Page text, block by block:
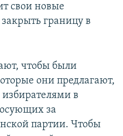
свои новые
границу в
чтобы были
они предлагают,
в
за
партии. Чтобы